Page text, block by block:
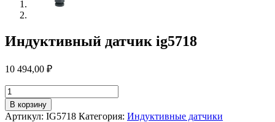
Индуктивный датчик ig5718
10 494,00 ₽
Количество
товара
Индуктивный
В корзину
Артикул: IG5718 Категория: Индуктивные датчики